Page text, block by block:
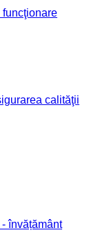
calităţii
învățământ